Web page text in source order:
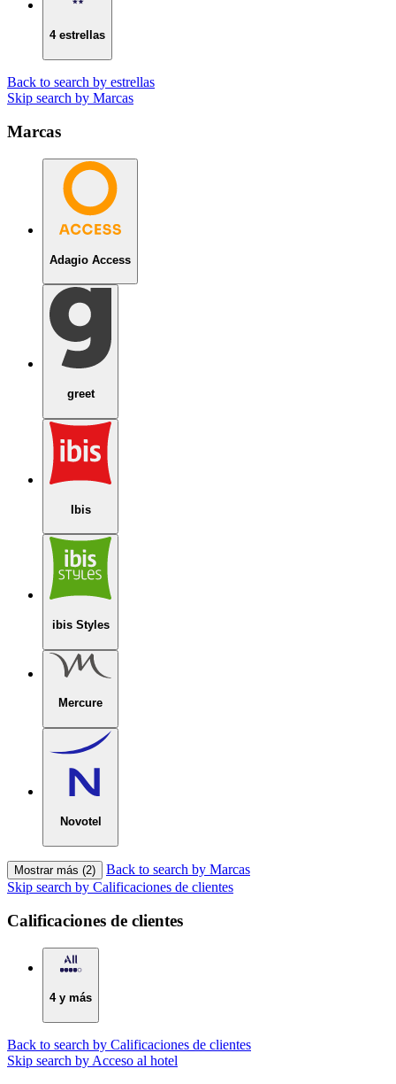
4 estrellas
Back to search by estrellas
Skip search by Marcas
Marcas
Adagio Access
greet
Ibis
ibis Styles
Mercure
Novotel
Mostrar más (2)
Back to search by Marcas
Skip search by Calificaciones de clientes
Calificaciones de clientes
4 y más
Back to search by Calificaciones de clientes
Skip search by Acceso al hotel